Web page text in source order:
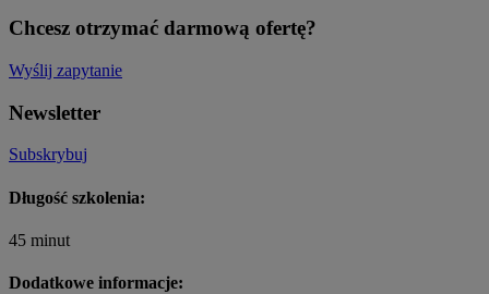
Chcesz otrzymać darmową ofertę?
Wyślij zapytanie
Newsletter
Subskrybuj
Długość szkolenia:
45 minut
Dodatkowe informacje: